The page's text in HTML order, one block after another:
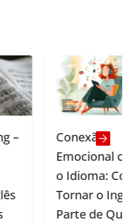
Conexão
Emocional com
o Idioma: Como
Tornar o Inglês
Parte de Quem